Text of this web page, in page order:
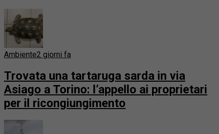
Ambiente2 giorni fa
Trovata una tartaruga sarda in via
Asiago a Torino: l’appello ai proprietari
per il ricongiungimento